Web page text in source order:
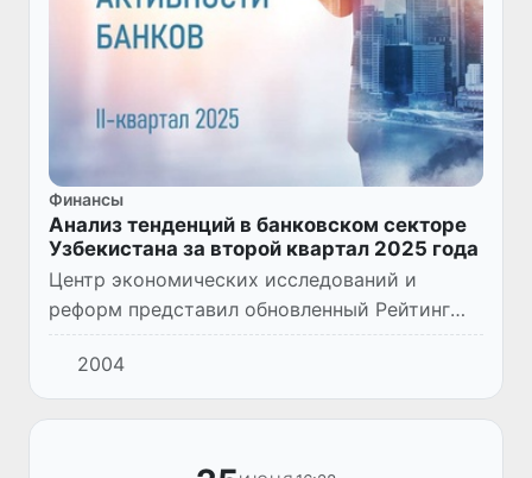
Финансы
Анализ тенденций в банковском секторе
Узбекистана за второй квартал 2025 года
Центр экономических исследований и
реформ представил обновленный Рейтинг
банков на основе Индекса активности
финансовых организаций, который
позволяет оценить текущее положение и п...
2004